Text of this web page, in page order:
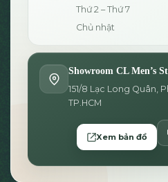
Thứ 2 – Thứ 7
Chủ nhật
Showroom CL Men’s
151/8 Lạc Long Quân,
TP.HCM
Xem bản đồ